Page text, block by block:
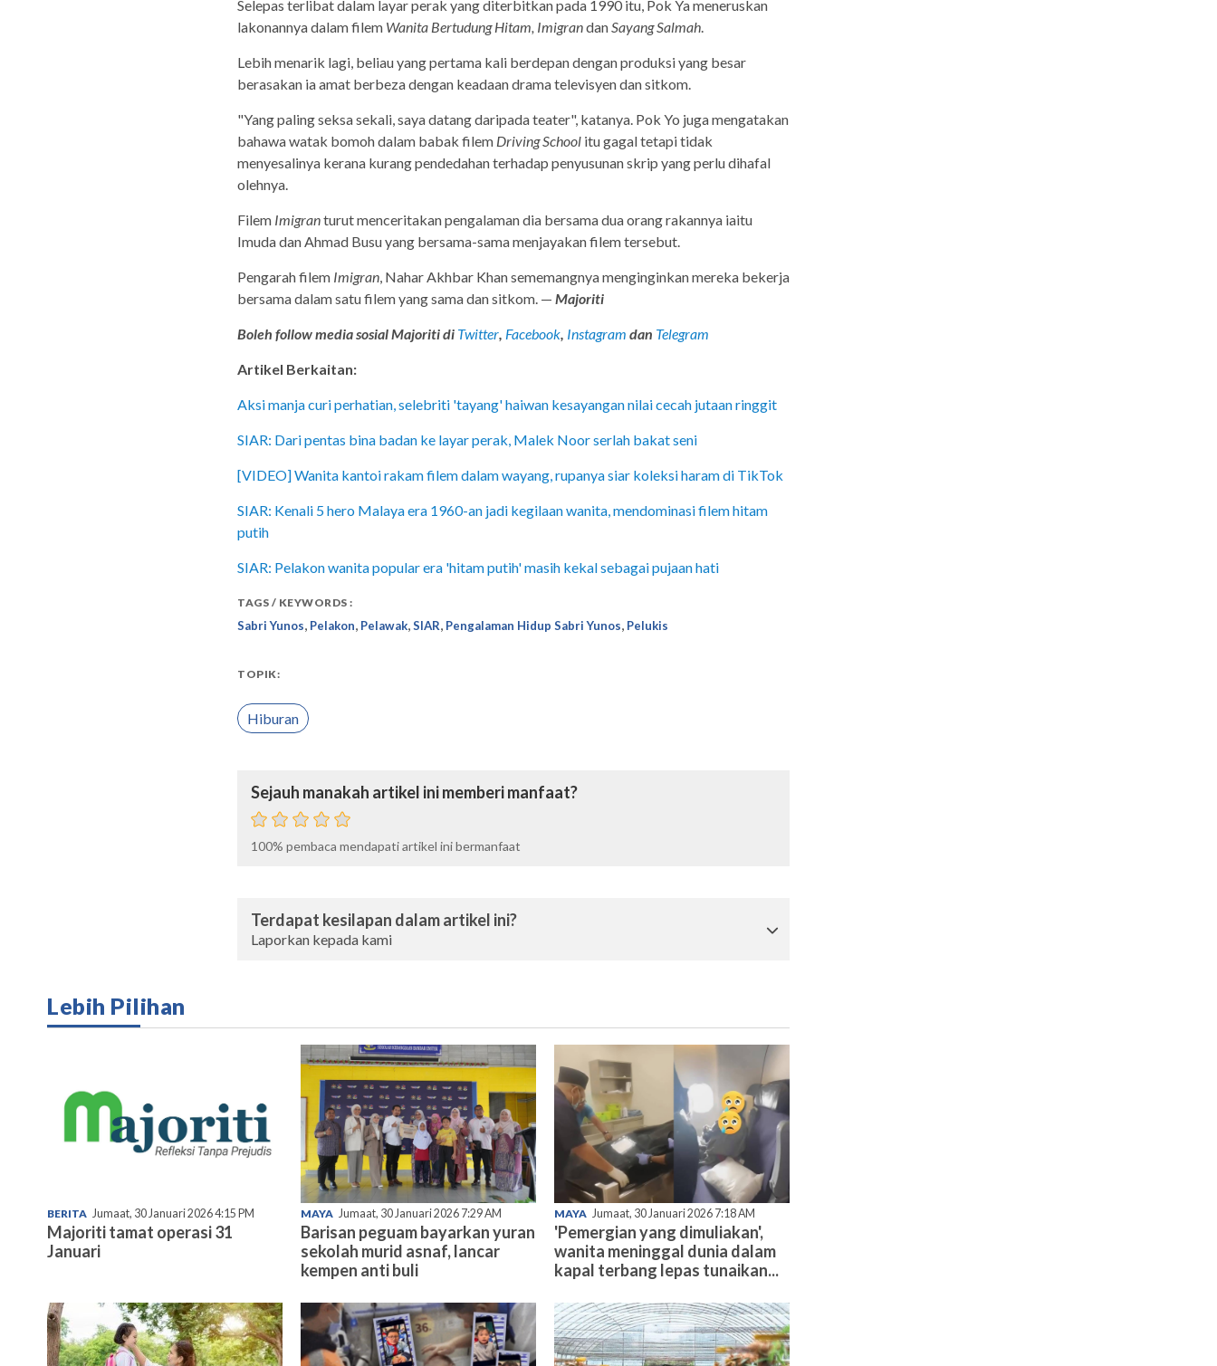
Selepas terlibat dalam layar perak yang diterbitkan pada 1990 itu, Pok Ya meneruskan
lakonannya dalam filem Wanita Bertudung Hitam, ImigrandanSayang Salmah.
Lebih menarik lagi, beliau yang pertama kali berdepan dengan produksi yang besar
berasakan ia amat berbeza dengan keadaan drama televisyen dan sitkom.
"Yang paling seksa sekali, saya datang daripada teater", katanya. Pok Yo juga mengatakan
bahawa watak bomoh dalam babak filem Driving School itu gagal tetapi tidak
menyesalinya kerana kurang pendedahan terhadap penyusunan skrip yang perlu dihafal
olehnya.
Filem Imigranturut menceritakan pengalaman dia bersama dua orang rakannya iaitu
Imuda dan Ahmad Busu yang bersama-sama menjayakan filem tersebut.
Pengarah filem Imigran, Nahar Akhbar Khan sememangnya menginginkan mereka bekerja
bersama dalam satu filem yang sama dan sitkom. — Majoriti
Boleh follow media sosial Majoriti di Twitter, Facebook, Instagram dan Telegram
Artikel Berkaitan:
Aksi manja curi perhatian, selebriti 'tayang' haiwan kesayangan nilai cecah jutaan ringgit
SIAR: Dari pentas bina badan ke layar perak, Malek Noor serlah bakat seni
[VIDEO] Wanita kantoi rakam filem dalam wayang, rupanya siar koleksi haram di TikTok
SIAR: Kenali 5 hero Malaya era 1960-an jadi kegilaan wanita, mendominasi filem hitam
putih
SIAR: Pelakon wanita popular era 'hitam putih' masih kekal sebagai pujaan hati
TAGS / KEYWORDS :
Sabri Yunos, Pelakon, Pelawak,SIAR, Pengalaman Hidup Sabri Yunos, Pelukis
TOPIK:
Hiburan
Sejauh manakah artikel ini memberi manfaat?
100% pembaca mendapati artikel ini bermanfaat
Terdapat kesilapan dalam artikel ini?
Laporkan kepada kami
Lebih Pilihan
BERITA Jumaat, 30 Januari 2026 4:15 PM
Majoriti tamat operasi 31
Januari
MAYA Jumaat, 30 Januari 2026 7:29 AM
Barisan peguam bayarkan yuran
sekolah murid asnaf, lancar
kempen anti buli
MAYA Jumaat, 30 Januari 2026 7:18 AM
'Pemergian yang dimuliakan',
wanita meninggal dunia dalam
kapal terbang lepas tunaikan...